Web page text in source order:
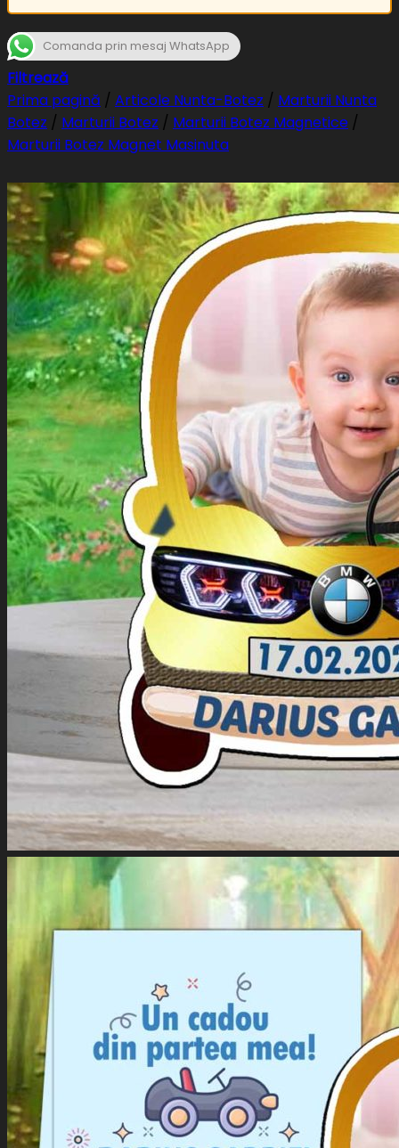
Comanda prin mesaj WhatsApp
Filtrează
Prima pagină / Articole Nunta-Botez / Marturii Nunta
Botez / Marturii Botez / Marturii Botez Magnetice /
Marturii Botez Magnet Masinuta